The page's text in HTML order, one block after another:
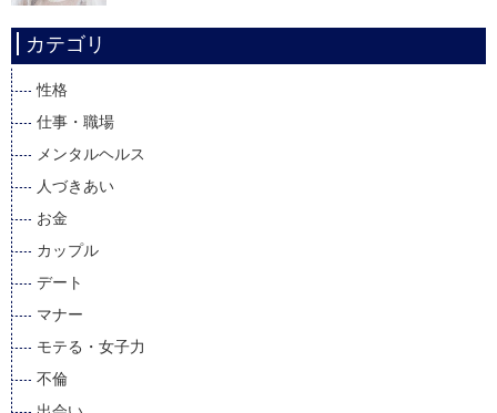
カテゴリ
性格
仕事・職場
メンタルヘルス
人づきあい
お金
カップル
デート
マナー
モテる・女子力
不倫